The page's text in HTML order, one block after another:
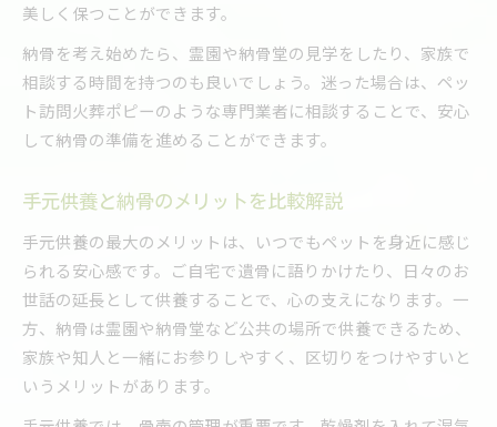
美しく保つことができます。
納骨を考え始めたら、霊園や納骨堂の見学をしたり、家族で
相談する時間を持つのも良いでしょう。迷った場合は、ペッ
ト訪問火葬ポピーのような専門業者に相談することで、安心
して納骨の準備を進めることができます。
手元供養と納骨のメリットを比較解説
手元供養の最大のメリットは、いつでもペットを身近に感じ
られる安心感です。ご自宅で遺骨に語りかけたり、日々のお
世話の延長として供養することで、心の支えになります。一
方、納骨は霊園や納骨堂など公共の場所で供養できるため、
家族や知人と一緒にお参りしやすく、区切りをつけやすいと
いうメリットがあります。